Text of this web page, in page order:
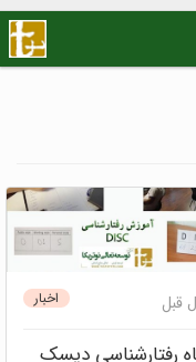
اخبار
رفتارشناسی دیسک